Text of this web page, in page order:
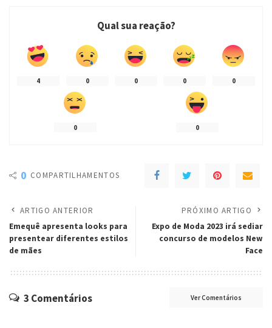
Qual sua reação?
4 0 0 0 0
0 0
0 COMPARTILHAMENTOS
ARTIGO ANTERIOR
Emequê apresenta looks para
presentear diferentes estilos
de mães
PRÓXIMO ARTIGO
Expo de Moda 2023 irá sediar
concurso de modelos New
Face
3 Comentários Ver Comentários